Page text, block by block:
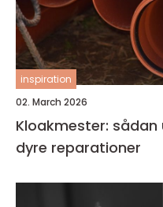
inspiration
02. March 2026
Kloakmester:
dyre reparationer